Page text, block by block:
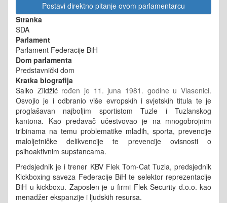
Postavi direktno pitanje ovom parlamentarcu
Stranka
SDA
Parlament
Parlament Federacije BiH
Dom parlamenta
Predstavnički dom
Kratka biografija
Salko Zildžić rođen je 11. juna 1981. godine u Vlasenici.
Osvojio je i odbranio više evropskih i svjetskih titula te je
proglašavan najboljim sportistom Tuzle i Tuzlanskog
kantona. Kao predavač učestvovao je na mnogobrojnim
tribinama na temu problematike mladih, sporta, prevencije
maloljetničke delikvencije te prevencije ovisnosti o
psihoaktivnim supstancama.
Predsjednik je i trener KBV Flek Tom-Cat Tuzla, predsjednik
Kickboxing saveza Federacije BiH te selektor reprezentacije
BiH u kickboxu. Zaposlen je u firmi Flek Security d.o.o. kao
menadžer ekspanzije i ljudskih resursa.